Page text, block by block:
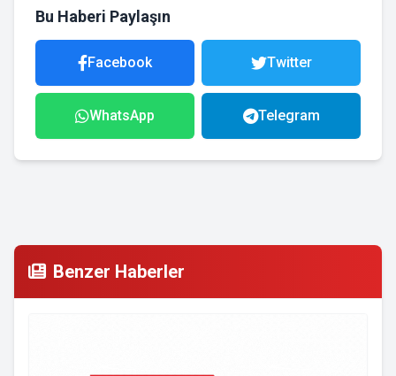
Bu Haberi Paylaşın
Facebook Twitter
WhatsApp Telegram
Benzer Haberler